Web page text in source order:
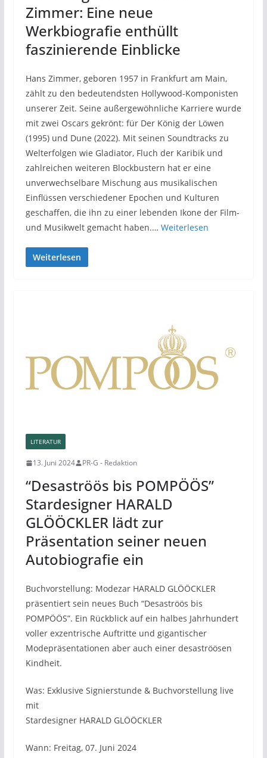
Zimmer: Eine neue
Werkbiografie enthüllt
faszinierende Einblicke
Hans Zimmer, geboren 1957 in Frankfurt am Main,
zählt zu den bedeutendsten Hollywood-Komponisten
unserer Zeit. Seine außergewöhnliche Karriere wurde
mit zwei Oscars gekrönt: für Der König der Löwen
(1995) und Dune (2022). Mit seinen Soundtracks zu
Welterfolgen wie Gladiator, Fluch der Karibik und
zahlreichen weiteren Blockbustern hat er eine
unverwechselbare Mischung aus musikalischen
Einflüssen verschiedener Epochen und Kulturen
geschaffen, die ihn zu einer lebenden Ikone der Film-
und Musikwelt gemacht haben.… Weiterlesen
Weiterlesen
LITERATUR
13. Juni 2024 PR-G - Redaktion
“Desaströös bis POMPÖÖS”
Stardesigner HARALD
GLÖÖCKLER lädt zur
Präsentation seiner neuen
Autobiografie ein
Buchvorstellung: Modezar HARALD GLÖÖCKLER
präsentiert sein neues Buch “Desaströös bis
POMPÖÖS”. Ein Rückblick auf ein halbes Jahrhundert
voller exzentrische Auftritte und gigantischer
Modepräsentationen aber auch einer desaströösen
Kindheit.
Was: Exklusive Signierstunde & Buchvorstellung live
mit
Stardesigner HARALD GLÖÖCKLER
Wann: Freitag, 07. Juni 2024